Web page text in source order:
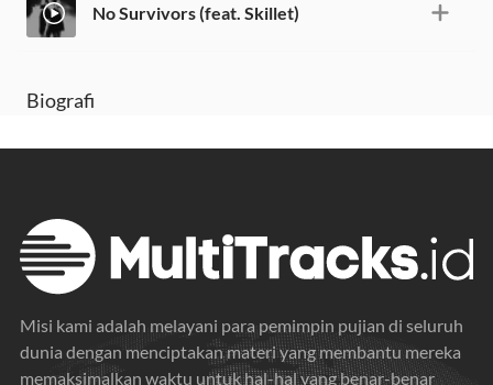
No Survivors (feat. Skillet)
Biografi
Misi kami adalah melayani para pemimpin pujian di seluruh
dunia dengan menciptakan materi yang membantu mereka
memaksimalkan waktu untuk hal-hal yang benar-benar